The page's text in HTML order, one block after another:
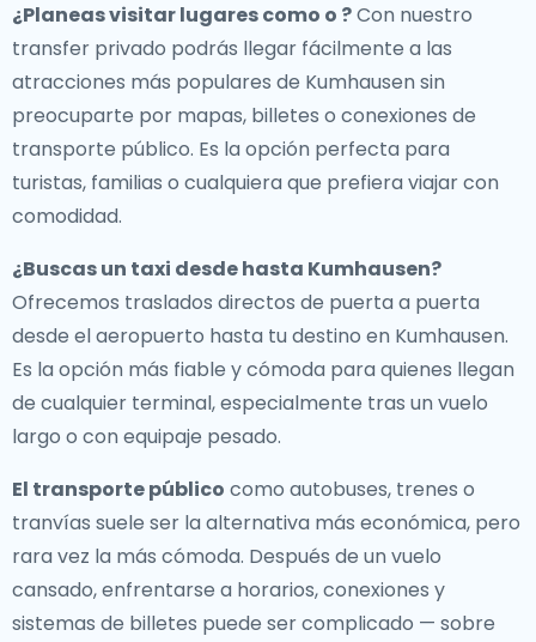
¿Planeas visitar lugares como o ?Con nuestro
transfer privado podrás llegar fácilmente a las
atracciones más populares de Kumhausen sin
preocuparte por mapas, billetes o conexiones de
transporte público. Es la opción perfecta para
turistas, familias o cualquiera que prefiera viajar con
comodidad.
¿Buscas un taxi desde hasta Kumhausen?
Ofrecemos traslados directos de puerta a puerta
desde el aeropuerto hasta tu destino en Kumhausen.
Es la opción más fiable y cómoda para quienes llegan
de cualquier terminal, especialmente tras un vuelo
largo o con equipaje pesado.
El transporte público como autobuses, trenes o
tranvías suele ser la alternativa más económica, pero
rara vez la más cómoda. Después de un vuelo
cansado, enfrentarse a horarios, conexiones y
sistemas de billetes puede ser complicado — sobre